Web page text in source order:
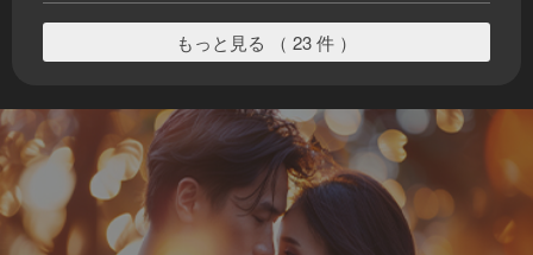
もっと見る （ 23 件 ）